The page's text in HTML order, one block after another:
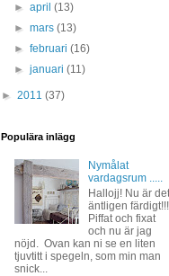
►april(13)
►mars(13)
►februari(16)
►januari(11)
► 2011 (37)
Populära inlägg
Nymålat
vardagsrum .....
Hallojj! Nu är det
äntligen färdigt!!!
Piffat och fixat
och nu är jag
nöjd. Ovan kan ni se en liten
tjuvtitt i spegeln, som min man
snick...